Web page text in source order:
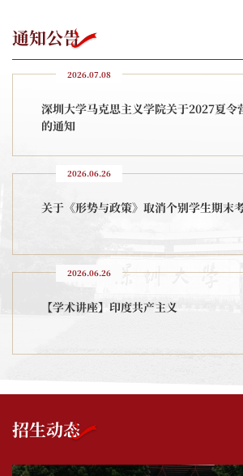
通知公告
2026.07.08
深圳大学马克思主义学院关于2027夏令
的通知
2026.06.26
关于《形势与政策》取消个别学生期末
2026.06.26
【学术讲座】印度共产主义
招生动态